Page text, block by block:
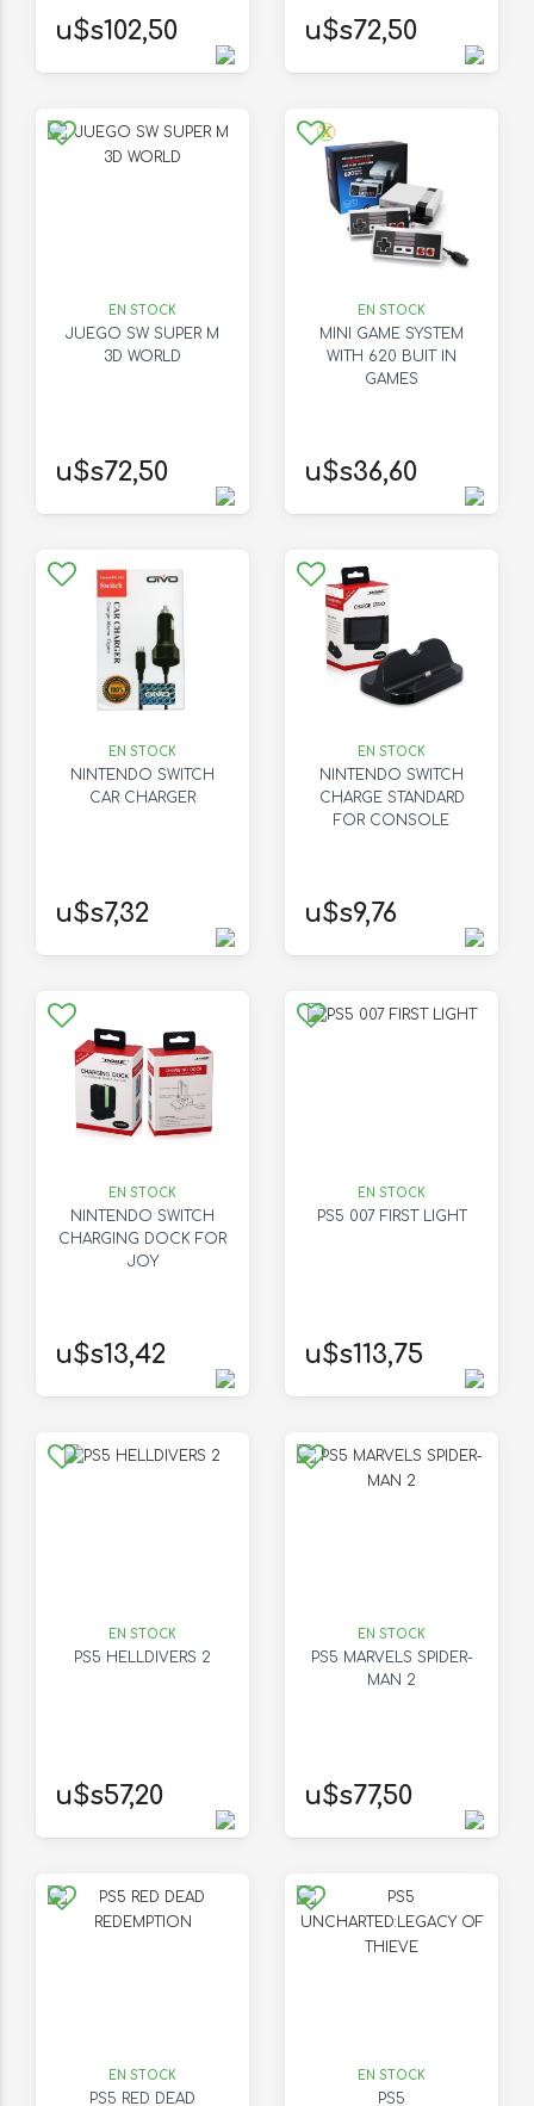
u$s102,50 u$s72,50
EN STOCK
JUEGO SW SUPER M
3D WORLD
u$s72,50
EN STOCK
MINI GAME SYSTEM
WITH 620 BUIT IN
GAMES
u$s36,60
EN STOCK
NINTENDO SWITCH
CAR CHARGER
u$s7,32
EN STOCK
NINTENDO SWITCH
CHARGE STANDARD
FOR CONSOLE
u$s9,76
EN STOCK
NINTENDO SWITCH
CHARGING DOCK FOR
JOY
u$s13,42
EN STOCK
PS5 007 FIRST LIGHT
u$s113,75
EN STOCK
PS5 HELLDIVERS 2
u$s57,20
EN STOCK
PS5 MARVELS SPIDER-
MAN 2
u$s77,50
EN STOCK
PS5 RED DEAD
EN STOCK
PS5